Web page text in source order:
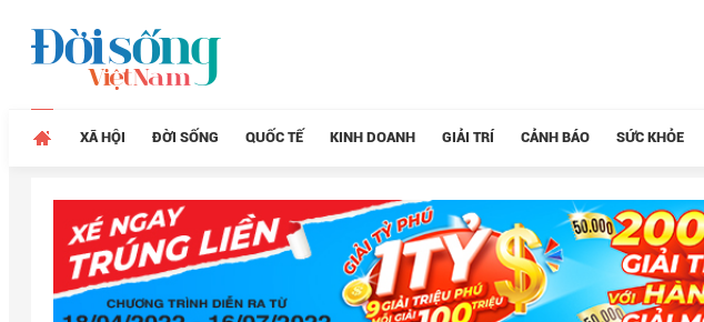
XÃ HỘI ĐỜI SỐNG QUỐC TẾ KINH DOANH GIẢI TRÍ CẢNH BÁO SỨC KHỎE